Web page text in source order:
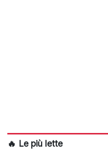
🔥 Le più lette